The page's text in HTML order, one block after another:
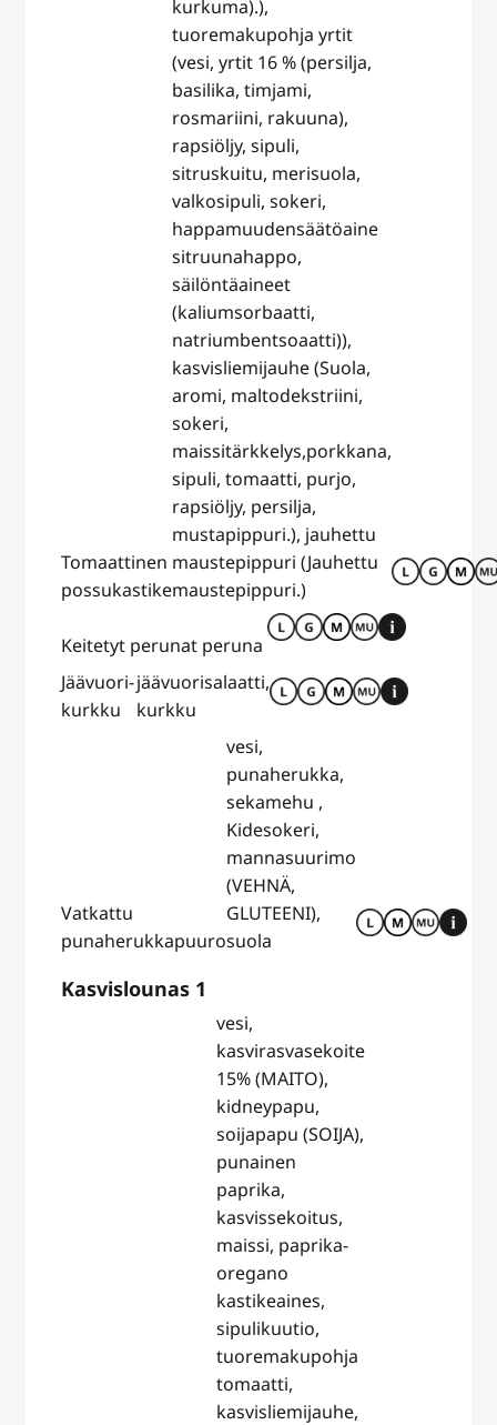
Tomaattinen
possukastike
kurkuma).),
tuoremakupohja yrtit
(vesi, yrtit 16 % (persilja,
basilika, timjami,
rosmariini, rakuuna),
rapsiöljy, sipuli,
sitruskuitu, merisuola,
valkosipuli, sokeri,
happamuudensäätöaine
sitruunahappo,
säilöntäaineet
(kaliumsorbaatti,
natriumbentsoaatti)),
kasvisliemijauhe (Suola,
aromi, maltodekstriini,
sokeri,
maissitärkkelys,porkkana,
sipuli, tomaatti, purjo,
rapsiöljy, persilja,
mustapippuri.), jauhettu
maustepippuri (Jauhettu
maustepippuri.)
Keitetyt perunat peruna
Jäävuori-
kurkku
jäävuorisalaatti,
kurkku
Vatkattu
punaherukkapuuro
vesi,
punaherukka,
sekamehu ,
Kidesokeri,
mannasuurimo
(VEHNÄ,
GLUTEENI),
suola
Kasvislounas 1
vesi,
kasvirasvasekoite
15% (MAITO),
kidneypapu,
soijapapu (SOIJA),
punainen
paprika,
kasvissekoitus,
maissi, paprika-
oregano
kastikeaines,
sipulikuutio,
tuoremakupohja
tomaatti,
kasvisliemijauhe,